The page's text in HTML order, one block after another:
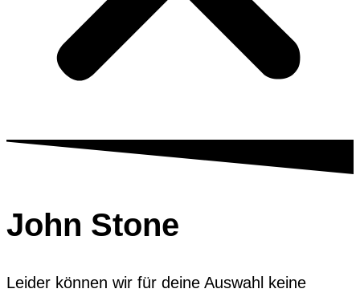
John Stone
Leider können wir für deine Auswahl keine